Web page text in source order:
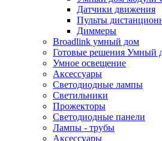
Датчики движения
Пульты
Диммеры
Broadlink умный дом
Готовые решения Умный
Умное освещение
Аксессуары
Светодиодные лампы
Светильники
Прожекторы
Светодиодные панели
Лампы - трубы
Аксессуары